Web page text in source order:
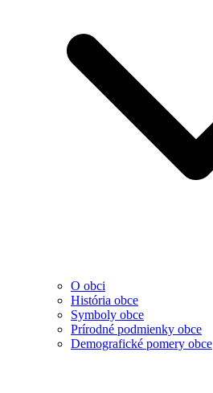
O obci
História obce
Symboly obce
Prírodné podmienky obce
Demografické pomery obce